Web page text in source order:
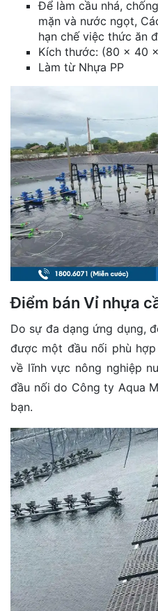
Để làm cầu nhá,
mặn và nước ngọt,
hạn chế việc thức ăn
Kích thước: (80 x 40
Làm từ Nhựa PP
Điểm bán Vỉ nhựa
Do sự đa dạng ứng dụng,
được một đầu nối phù
về lĩnh vực nông nghiệp
đầu nối do Công ty Aqua
bạn.